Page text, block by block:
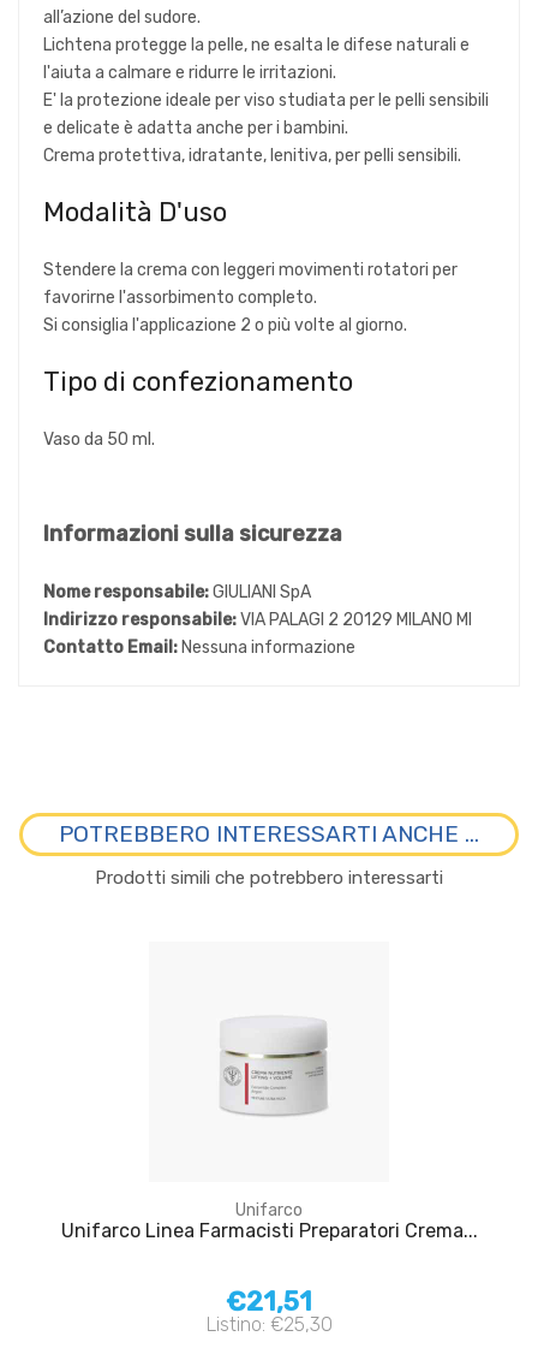
all’azione del sudore.
Lichtena protegge la pelle, ne esalta le difese naturali e
l'aiuta a calmare e ridurre le irritazioni.
E' la protezione ideale per viso studiata per le pelli sensibili
e delicate è adatta anche per i bambini.
Crema protettiva, idratante, lenitiva, per pelli sensibili.
Modalità D'uso
Stendere la crema con leggeri movimenti rotatori per
favorirne l'assorbimento completo.
Si consiglia l'applicazione 2 o più volte al giorno.
Tipo di confezionamento
Vaso da 50 ml.
Informazioni sulla sicurezza
Nome responsabile:GIULIANI SpA
Indirizzo responsabile:VIA PALAGI 2 20129 MILANO MI
Contatto Email: Nessuna informazione
POTREBBERO INTERESSARTI ANCHE ...
Prodotti simili che potrebbero interessarti
Unifarco
Unifarco Linea Farmacisti Preparatori Crema...
€21,51
Listino: €25,30